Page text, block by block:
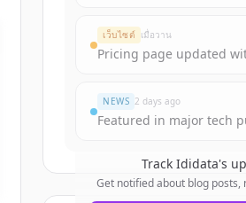
เว็บไซต์ เมื่อวาน
Pricing page updated
NEWS 2 days ago
Featured in major tech
Track Ididata's
Get notified about blog posts,